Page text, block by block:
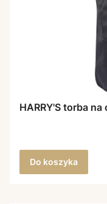
HARRY'S torba na
Do koszyka